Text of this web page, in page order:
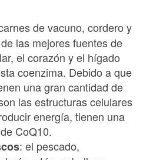
de vacuno, cordero y
las mejores fuentes de
el corazón y el hígado
coenzima. Debido a que
una gran cantidad de
las estructuras celulares
energía, tienen una
CoQ10.
: el pescado,